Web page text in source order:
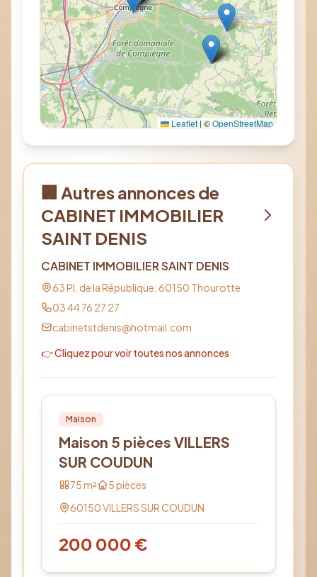
Leaflet | ©OpenStreetMap
🏢 Autres annonces de
CABINET IMMOBILIER
SAINT DENIS
CABINET IMMOBILIER SAINT DENIS
63 Pl. de la République, 60150 Thourotte
03 44 76 27 27
cabinetstdenis@hotmail.com
👉 Cliquez pour voir toutes nos annonces
Vente PRO
Maison
Maison 5 pièces VILLERS
SUR COUDUN
75m² 5pièces
60150VILLERS SUR COUDUN
200 000 €